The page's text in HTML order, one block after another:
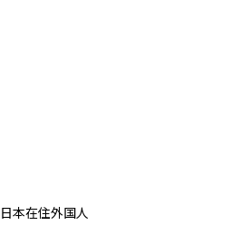
日本在住外国人